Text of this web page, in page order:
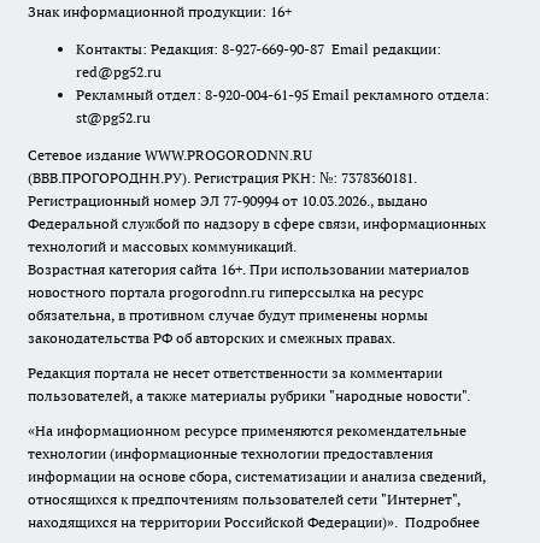
Знак информационной продукции: 16+
Контакты: Редакция: 8-927-669-90-87 Email редакции:
red@pg52.ru
Рекламный отдел: 8-920-004-61-95 Email рекламного отдела:
st@pg52.ru
Сетевое издание WWW.PROGORODNN.RU
(ВВВ.ПРОГОРОДНН.РУ). Регистрация РКН: №: 7378360181.
Регистрационный номер ЭЛ 77-90994 от 10.03.2026., выдано
Федеральной службой по надзору в сфере связи, информационных
технологий и массовых коммуникаций.
Возрастная категория сайта 16+. При использовании материалов
новостного портала progorodnn.ru гиперссылка на ресурс
обязательна, в противном случае будут применены нормы
законодательства РФ об авторских и смежных правах.
Редакция портала не несет ответственности за комментарии
пользователей, а также материалы рубрики "народные новости".
«На информационном ресурсе применяются рекомендательные
технологии (информационные технологии предоставления
информации на основе сбора, систематизации и анализа сведений,
относящихся к предпочтениям пользователей сети "Интернет",
находящихся на территории Российской Федерации)». Подробнее